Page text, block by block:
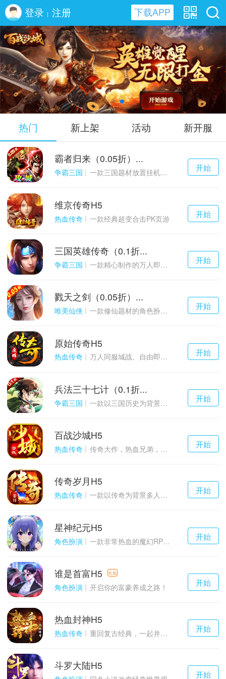
登录 | 注册 下载APP
百战沙城H5
热门 新上架 活动 新开服
千百度h5
游戏
开始
霸者归来（0.05折）...
争霸三国 一款三国题材放置挂机与战争策略结合的游戏
千百度h5
游戏
开始
维京传奇H5
热血传奇 一款经典超变合击PK页游
千百度h5
游戏
开始
三国英雄传奇（0.1折...
争霸三国 一款精心制作的万人即时战斗SLG三国手游
千百度h5
游戏
开始
戮天之剑（0.05折）...
唯美仙侠 一款修仙题材的角色扮演养成手游
千百度h5
游戏
开始
原始传奇H5
热血传奇 万人同服城战、自由即时PK的1.85经典玩法
千百度h5
游戏
开始
兵法三十七计（0.1折...
争霸三国 一款以三国历史为背景的卡牌策略游戏
千百度h5
游戏
开始
百战沙城H5
热血传奇 传奇大作，热血兄弟，血战沙城！
千百度h5
游戏
开始
传奇岁月H5
热血传奇 一款以传奇为背景多人在线的ARPG大作
千百度h5
游戏
开始
星神纪元H5
角色扮演 一款非常热血的魔幻RPG游戏
千百度h5
游戏
开始
谁是首富H5 礼包
角色扮演 开启你的富豪养成之路！
千百度h5
游戏
开始
热血封神H5
热血传奇 重回复古经典，一起并肩作战吧！
千百度h5
游戏
开始
斗罗大陆H5